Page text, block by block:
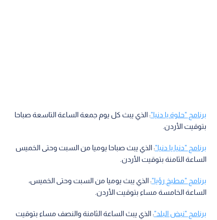
برنامج "حلوة يا دنيا": الذي يبث كل يوم جمعة الساعة التاسعة صباحا
بتوقيت الأردن.
برنامج "دنيا يا دنيا": الذي يبث صباحا يوميا من السبت وحتى الخميس
الساعة الثامنة بتوقيت الأردن.
برنامج "مطبخ رؤيا": الذي يبث يوميا من السبت وحتى الخميس،
الساعة الخامسة مساء بتوقيت الأردن.
برنامج "نبض البلد": الذي يبث الساعة الثامنة والنصف مساء بتوقيت